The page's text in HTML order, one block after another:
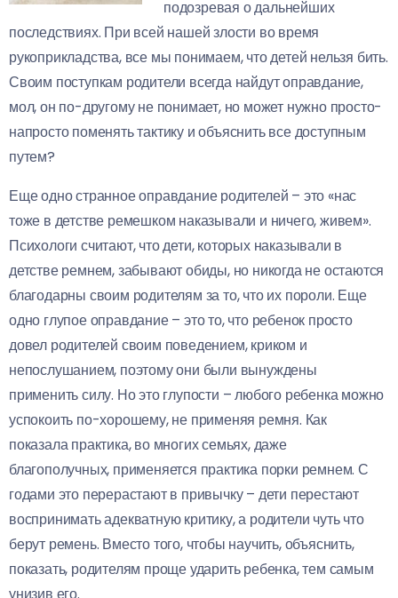
подозревая о дальнейших
последствиях. При всей нашей злости во время
рукоприкладства, все мы понимаем, что детей нельзя бить.
Своим поступкам родители всегда найдут оправдание,
мол, он по-другому не понимает, но может нужно просто-
напросто поменять тактику и объяснить все доступным
путем?
Еще одно странное оправдание родителей – это «нас
тоже в детстве ремешком наказывали и ничего, живем».
Психологи считают, что дети, которых наказывали в
детстве ремнем, забывают обиды, но никогда не остаются
благодарны своим родителям за то, что их пороли. Еще
одно глупое оправдание – это то, что ребенок просто
довел родителей своим поведением, криком и
непослушанием, поэтому они были вынуждены
применить силу. Но это глупости – любого ребенка можно
успокоить по-хорошему, не применяя ремня. Как
показала практика, во многих семьях, даже
благополучных, применяется практика порки ремнем. С
годами это перерастают в привычку – дети перестают
воспринимать адекватную критику, а родители чуть что
берут ремень. Вместо того, чтобы научить, объяснить,
показать, родителям проще ударить ребенка, тем самым